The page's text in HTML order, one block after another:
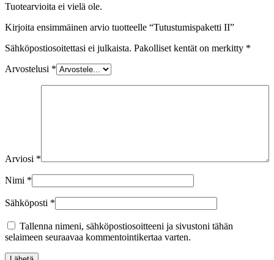
Tuotearvioita ei vielä ole.
Kirjoita ensimmäinen arvio tuotteelle “Tutustumispaketti II”
Sähköpostiosoitettasi ei julkaista. Pakolliset kentät on merkitty *
Arvostelusi *
Arviosi *
Nimi *
Sähköposti *
Tallenna nimeni, sähköpostiosoitteeni ja sivustoni tähän
selaimeen seuraavaa kommentointikertaa varten.